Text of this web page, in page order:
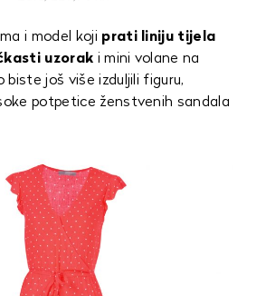
i model koji prati liniju tijela
uzorak i mini volane na
biste još više izduljili figuru,
potpetice ženstvenih sandala